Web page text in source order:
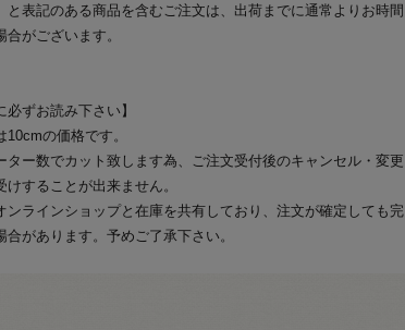
と表記のある商品を含むご注文は、出荷までに通常よりお時間
合がございます。
必ずお読み下さい】
10cmの価格です。
ター数でカット致します為、ご注文受付後のキャンセル・変更
けすることが出来ません。
ンラインショップと在庫を共有しており、注文が確定しても完
合があります。予めご了承下さい。